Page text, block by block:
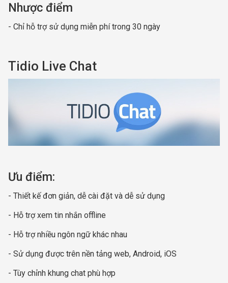
Nhược điểm
- Chỉ hỗ trợ sử dụng miễn phí trong 30 ngày
Tidio Live Chat
Ưu điểm:
- Thiết kế đơn giản, dễ cài đặt và dễ sử dụng
- Hỗ trợ xem tin nhắn offline
- Hỗ trợ nhiều ngôn ngữ khác nhau
- Sử dụng được trên nền tảng web, Android, iOS
- Tùy chỉnh khung chat phù hợp